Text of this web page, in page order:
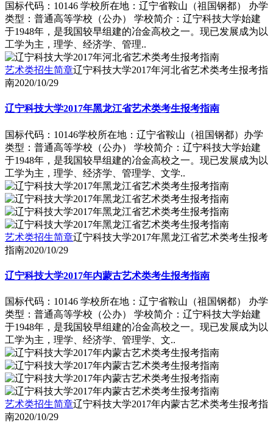
国标代码：10146 学校所在地：辽宁省鞍山（祖国钢都） 办学
类型：普通高等学校（公办） 学校简介：辽宁科技大学始建
于1948年，是我国较早组建的冶金高校之一。现已发展成为以
工学为主，理学、经济学、管理..
艺术类招生简章辽宁科技大学2017年河北省艺术类考生报考指
南2020/10/29
辽宁科技大学2017年黑龙江省艺术类考生报考指南
国标代码：10146学校所在地：辽宁省鞍山（祖国钢都）办学
类型：普通高等学校（公办） 学校简介：辽宁科技大学始建
于1948年，是我国较早组建的冶金高校之一。现已发展成为以
工学为主，理学、经济学、管理学、文学..
艺术类招生简章辽宁科技大学2017年黑龙江省艺术类考生报考
指南2020/10/29
辽宁科技大学2017年内蒙古艺术类考生报考指南
国标代码：10146 学校所在地：辽宁省鞍山（祖国钢都） 办学
类型：普通高等学校（公办） 学校简介：辽宁科技大学始建
于1948年，是我国较早组建的冶金高校之一。现已发展成为以
工学为主，理学、经济学、管理学、文..
艺术类招生简章辽宁科技大学2017年内蒙古艺术类考生报考指
南2020/10/29